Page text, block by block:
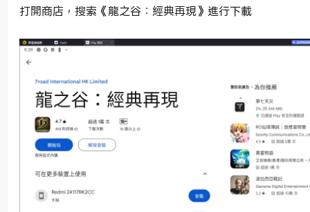
打開商店，搜索《龍之谷：經典再現》進行下載